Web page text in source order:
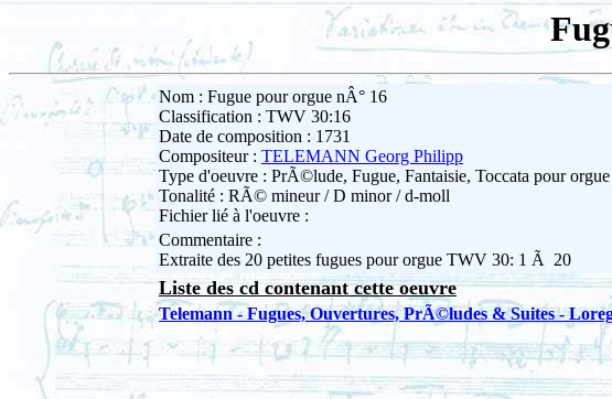
Nom : Fugue pour orgue nÂ° 16
Classification : TWV 30:16
Date de composition : 1731
Compositeur : TELEMANN Georg Philipp
Type d'oeuvre : PrÃ©lude, Fugue, Fantaisie, Toccata pour orgue
Tonalité : RÃ© mineur / D minor / d-moll
Fichier lié à l'oeuvre :
Commentaire :
Extraite des 20 petites fugues pour orgue TWV 30: 1 Ã 20
Liste des cd contenant cette oeuvre
Telemann - Fugues, Ouvertures, PrÃ©ludes & Suites -